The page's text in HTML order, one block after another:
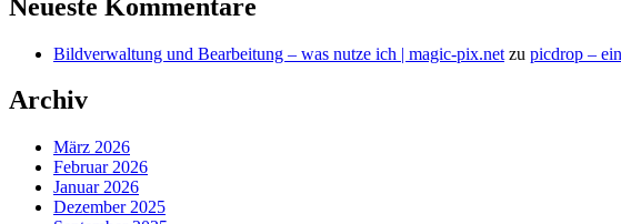
Neueste Kommentare
Bildverwaltung und Bearbeitung – was nutze ich | magic-pix.net zu picdrop –
Archiv
März 2026
Februar 2026
Januar 2026
Dezember 2025